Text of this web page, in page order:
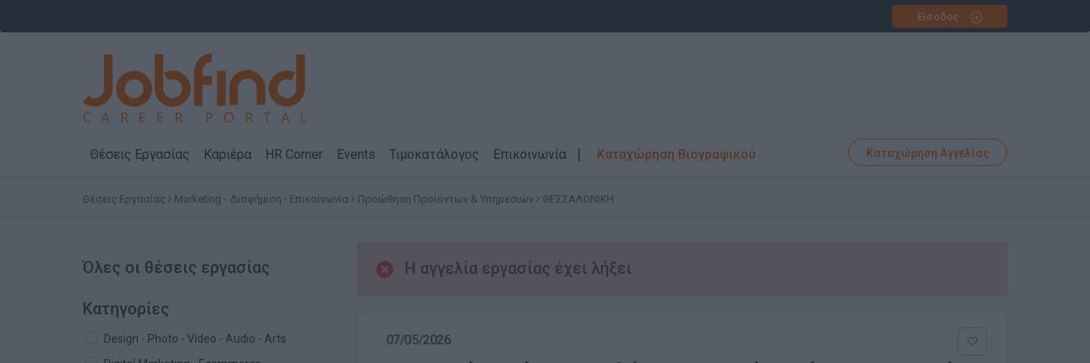
Είσοδος
Θέσεις Εργασίας Καριέρα HR Corner Events Τιμοκατάλογος Επικοινωνία Καταχώρηση Βιογραφικού Καταχώρηση Αγγελίας
Θέσεις Εργασίας Marketing - Διαφήμιση - Επικοινωνία Προώθηση Προϊόντων & Υπηρεσιών ΘΕΣΣΑΛΟΝΙΚΗ
Όλες οι θέσεις εργασίας
Κατηγορίες
Design - Photo - Video - Audio - Arts
Η αγγελία εργασίας έχει λήξει
07/05/2026